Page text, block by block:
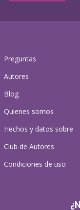
Preguntas
Autores
Blog
Quienes somos
Hechos y datos sobre
Club de Autores
Condiciones de uso